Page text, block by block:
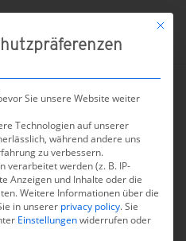
Mit
Sie unsere Website weiter
Technologien auf unserer
während andere uns
zu verbessern.
verarbeitet werden (z. B. IP-
Anzeigen und Inhalte oder die
Weitere Informationen über die
in unserer privacy policy.Sie
Einstellungenwiderrufen oder